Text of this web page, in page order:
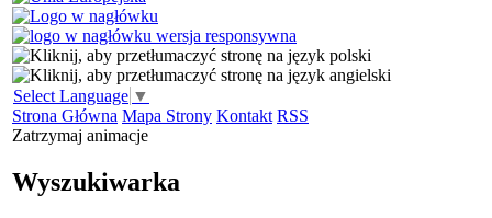
Select Language ▼
Strona Główna Mapa Strony Kontakt RSS
Zatrzymaj animacje
Wyszukiwarka